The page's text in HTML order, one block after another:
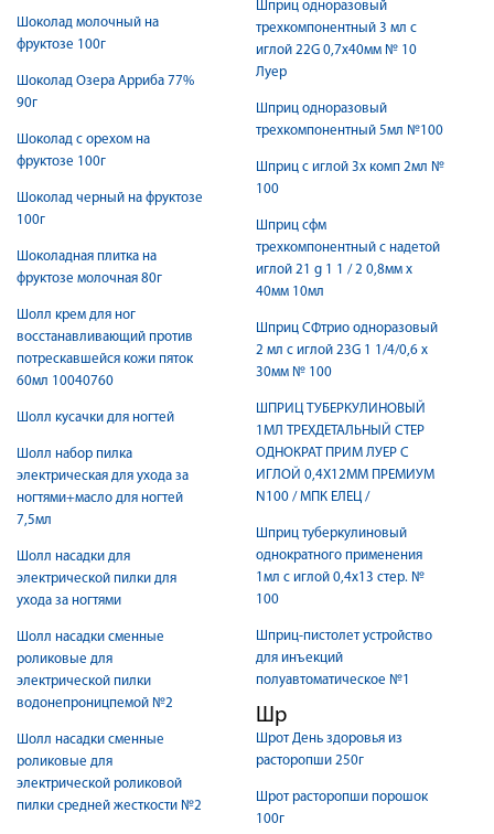
Шоколад молочный на
фруктозе 100г
Шоколад Озера Арриба 77%
90г
Шоколад с орехом на
фруктозе 100г
Шоколад черный на фруктозе
100г
Шоколадная плитка на
фруктозе молочная 80г
Шолл крем для ног
восстанавливающий против
потрескавшейся кожи пяток
60мл 10040760
Шолл кусачки для ногтей
Шолл набор пилка
электрическая для ухода за
ногтями+масло для ногтей
7,5мл
Шолл насадки для
электрической пилки для
ухода за ногтями
Шолл насадки сменные
роликовые для
электрической пилки
водонепроницпемой №2
Шолл насадки сменные
роликовые для
электрической роликовой
пилки средней жесткости №2
Шприц одноразовый
трехкомпонентный 3 мл с
иглой 22G 0,7х40мм № 10
Луер
Шприц одноразовый
трехкомпонентный 5мл №100
Шприц с иглой 3х комп 2мл №
100
Шприц сфм
трехкомпонентный с надетой
иглой 21 g 1 1 / 2 0,8мм x
40мм 10мл
Шприц СФтрио одноразовый
2 мл с иглой 23G 1 1/4/0,6 x
30мм № 100
ШПРИЦ ТУБЕРКУЛИНОВЫЙ
1МЛ ТРЕХДЕТАЛЬНЫЙ СТЕР
ОДНОКРАТ ПРИМ ЛУЕР C
ИГЛОЙ 0,4Х12ММ ПРЕМИУМ
N100 / МПК ЕЛЕЦ /
Шприц туберкулиновый
однократного применения
1мл с иглой 0,4х13 стер. №
100
Шприц-пистолет устройство
для инъекций
полуавтоматическое №1
Шр
Шрот День здоровья из
расторопши 250г
Шрот расторопши порошок
100г